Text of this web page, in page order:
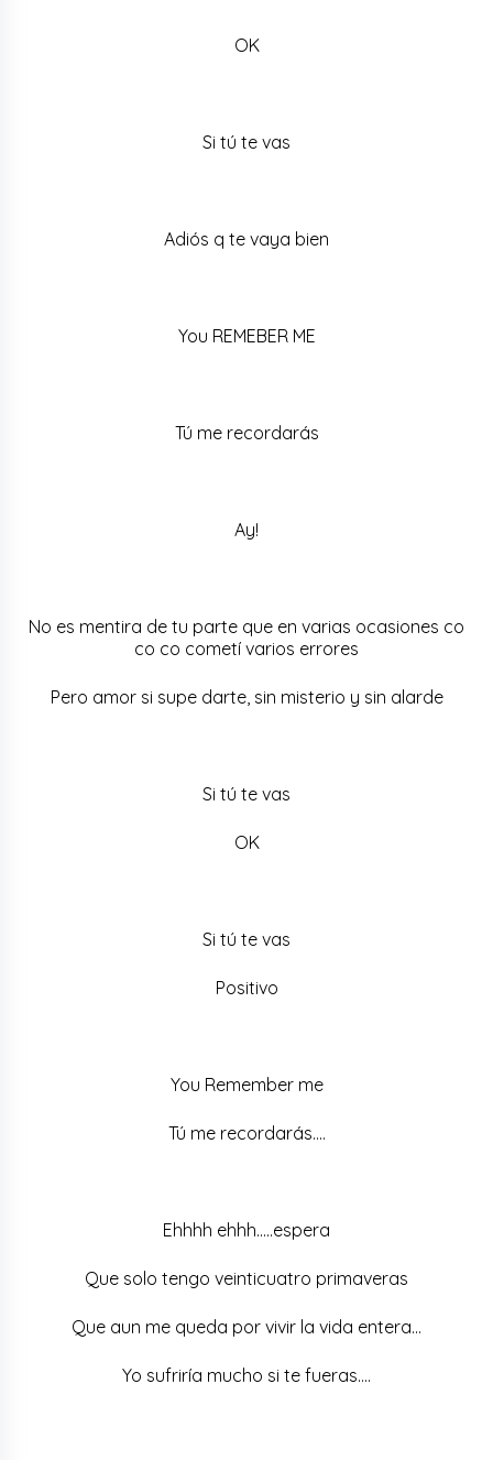
OK
Si tú te vas
Adiós q te vaya bien
You REMEBER ME
Tú me recordarás
Ay!
No es mentira de tu parte que en varias ocasiones co
co co cometí varios errores
Pero amor si supe darte, sin misterio y sin alarde
Si tú te vas
OK
Si tú te vas
Positivo
You Remember me
Tú me recordarás….
Ehhhh ehhh…..espera
Que solo tengo veinticuatro primaveras
Que aun me queda por vivir la vida entera…
Yo sufriría mucho si te fueras….